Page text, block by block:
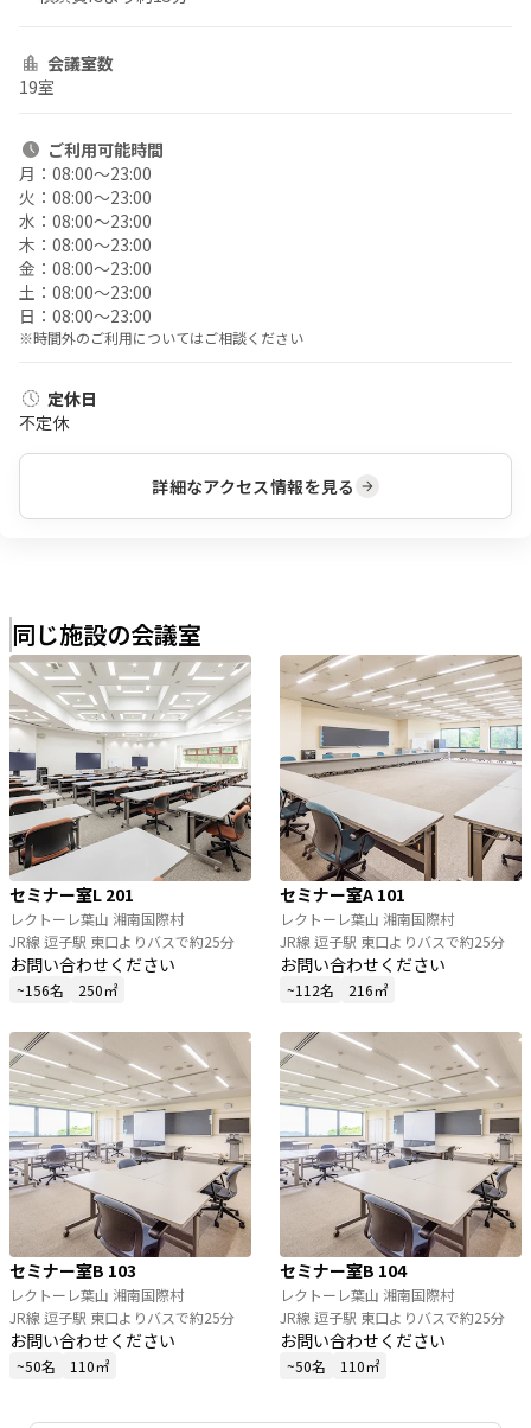
会議室数
19室
ご利用可能時間
月： 08:00〜23:00
火： 08:00〜23:00
水： 08:00〜23:00
木： 08:00〜23:00
金： 08:00〜23:00
土： 08:00〜23:00
日： 08:00〜23:00
※時間外のご利用についてはご相談ください
定休日
不定休
詳細なアクセス情報を見る
同じ施設の会議室
セミナー室L 201
レクトーレ葉山 湘南国際村
JR線 逗子駅 東口よりバスで約25分
お問い合わせください
~156名 250㎡
セミナー室A 101
レクトーレ葉山 湘南国際村
JR線 逗子駅 東口よりバスで約25分
お問い合わせください
~112名 216㎡
セミナー室B 103
レクトーレ葉山 湘南国際村
JR線 逗子駅 東口よりバスで約25分
お問い合わせください
~50名 110㎡
セミナー室B 104
レクトーレ葉山 湘南国際村
JR線 逗子駅 東口よりバスで約25分
お問い合わせください
~50名 110㎡